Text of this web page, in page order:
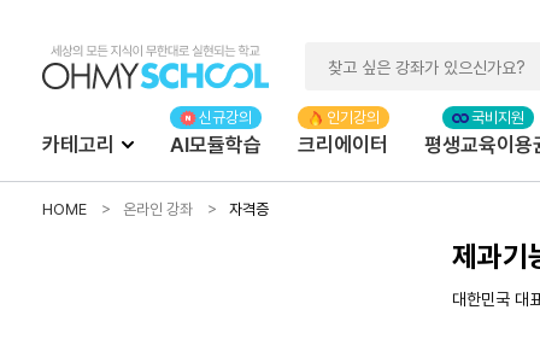
카테고리 AI모듈학습 크리에이터 평생교육이용
HOME 온라인 강좌 자격증
제과기
대한민국 대